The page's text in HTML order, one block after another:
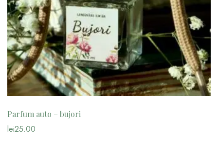
Parfum auto – bujori
lei25.00